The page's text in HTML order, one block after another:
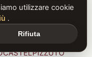
NIGRA
RANGONE
VAL DI CECINA
CASTELPIZZUTO
utilizzare cookie
.
Rifiuta